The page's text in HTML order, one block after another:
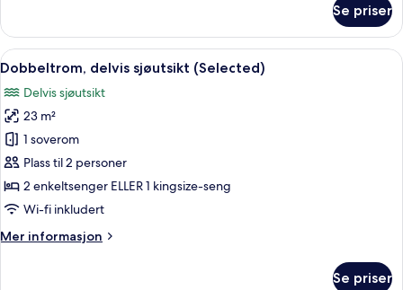
sjøutsikt
(Selected
with
Se priser
Åpne
alle
bildene
av
Dobbeltrom,
delvis
sjøutsikt
(Selected)
Dobbeltrom, delvis sjøutsikt
9
Dobbeltrom, delvis sjøutsikt (Selected)
Delvis sjøutsikt
23 m²
1 soverom
Plass til 2 personer
2 enkeltsenger ELLER 1 kingsize-seng
Wi-fi inkludert
Mer informasjon
Mer
Se priser